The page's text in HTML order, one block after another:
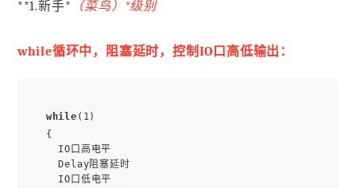
**1.新手* （菜鸟）*级别
while循环中，阻塞延时，控制IO口高低输出：
while (1)
{
IO口高电平
Delay阻塞延时
IO口低电平